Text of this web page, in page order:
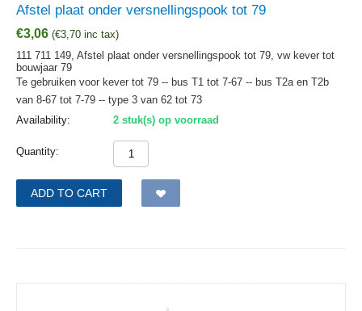
Afstel plaat onder versnellingspook tot 79
€3,06 (€3,70 inc tax)
111 711 149, Afstel plaat onder versnellingspook tot 79, vw kever tot
bouwjaar 79
Te gebruiken voor kever tot 79 -- bus T1 tot 7-67 -- bus T2a en T2b
van 8-67 tot 7-79 -- type 3 van 62 tot 73
Availability:
2 stuk(s) op voorraad
Quantity:
ADD TO CART